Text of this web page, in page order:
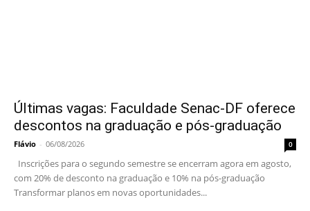
Últimas vagas: Faculdade Senac-DF oferece
descontos na graduação e pós-graduação
Flávio - 06/08/2026 0
Inscrições para o segundo semestre se encerram agora em agosto,
com 20% de desconto na graduação e 10% na pós-graduação
Transformar planos em novas oportunidades...